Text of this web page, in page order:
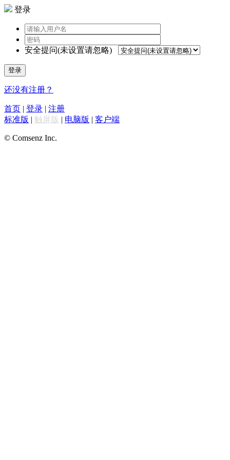
登录
安全提问(未设置请忽略)
登录
还没有注册？
首页 | 登录 | 注册
标准版 | 触屏版 | 电脑版 | 客户端
© Comsenz Inc.